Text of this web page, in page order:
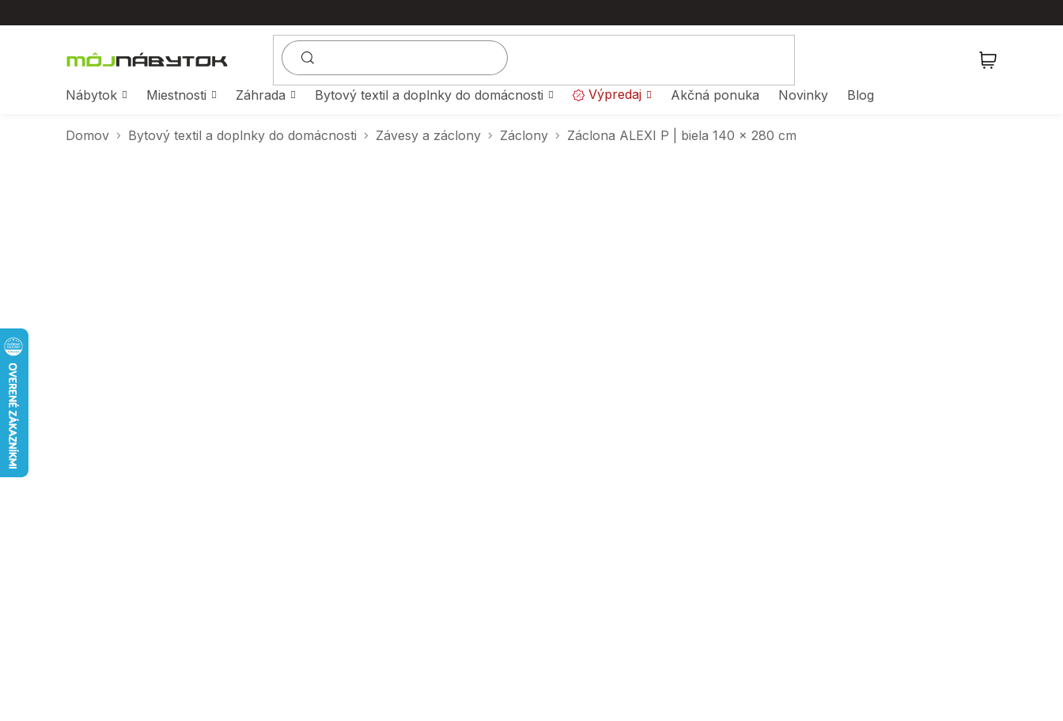
na
Nábytok
Miestnosti Záhrada Bytový textil a doplnky do domácnosti Výpredaj Akčná ponuka Novinky Blog
Domov Bytový textil a doplnky do domácnosti Závesy a záclony Záclony Záclona ALEXI P | biela 140 x 280 cm